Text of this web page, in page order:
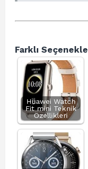
Farklı
Huawei Watch
Fit mini Teknik
Özellikleri